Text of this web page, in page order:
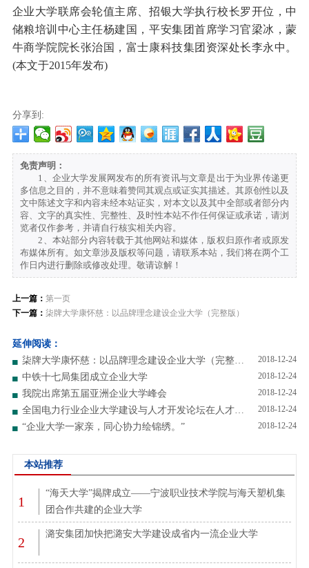
企业大学联席会轮值主席、招银大学执行校长罗开位，中
储粮培训中心主任杨建国，平安集团首席学习官梁冰，蒙
牛商学院院长张治国，富士康科技集团资深处长李永中。
(本文于2015年发布)
分享到:
免责声明：
1、企业大学发展网发布的所有资讯与文章是出于为业界传递更
多信息之目的，并不意味着赞同其观点或证实其描述。其原创性以及
文中陈述文字和内容未经本站证实，对本文以及其中全部或者部分内
容、文字的真实性、完整性、及时性本站不作任何保证或承诺，请浏
览者仅作参考，并请自行核实相关内容。
2、本站部分内容转载于其他网站和媒体，版权归原作者或原发
布媒体所有。如文章涉及版权等问题，请联系本站，我们将在两个工
作日内进行删除或修改处理。敬请谅解！
上一篇： 第一页
下一篇： 柒牌大学康怀慈：以品牌理念建设企业大学（完整版）
延伸阅读：
2018-12-24
2018-12-24
中铁十七局集团成立企业大学
2018-12-24
我院出席第五届亚洲企业大学峰会
2018-12-24
全国电力行业企业大学建设与人才开发论坛在人才学院举办！
2018-12-24
“企业大学一家亲，同心协力绘锦绣。”
本站推荐
1
“海天大学”揭牌成立——宁波职业技术学院与海天塑机集
团合作共建的企业大学
2
潞安集团加快把潞安大学建设成省内一流企业大学